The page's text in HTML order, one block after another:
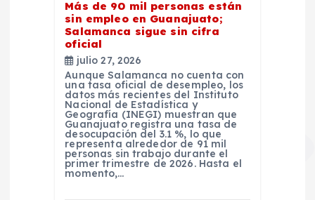
Más de 90 mil personas están
sin empleo en Guanajuato;
Salamanca sigue sin cifra
oficial
julio 27, 2026
Aunque Salamanca no cuenta con
una tasa oficial de desempleo, los
datos más recientes del Instituto
Nacional de Estadística y
Geografía (INEGI) muestran que
Guanajuato registra una tasa de
desocupación del 3.1 %, lo que
representa alrededor de 91 mil
personas sin trabajo durante el
primer trimestre de 2026. Hasta el
momento,…